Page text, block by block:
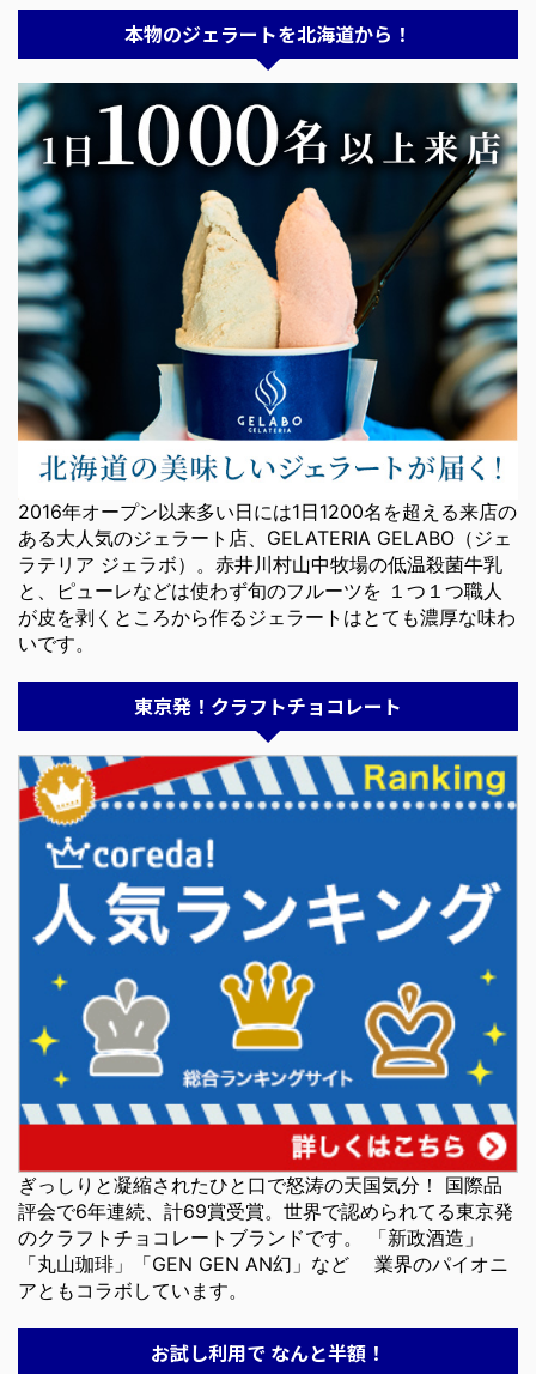
本物のジェラートを北海道から！
2016年オープン以来多い日には1日1200名を超える来店の
ある大人気のジェラート店、GELATERIA GELABO（ジェ
ラテリア ジェラボ）。赤井川村山中牧場の低温殺菌牛乳
と、ピューレなどは使わず旬のフルーツを １つ１つ職人
が皮を剥くところから作るジェラートはとても濃厚な味わ
いです。
東京発！クラフトチョコレート
ぎっしりと凝縮されたひと口で怒涛の天国気分！ 国際品
評会で6年連続、計69賞受賞。世界で認められてる東京発
のクラフトチョコレートブランドです。 「新政酒造」
「丸山珈琲」「GEN GEN AN幻」など 業界のパイオニ
アともコラボしています。
お試し利用で なんと半額！